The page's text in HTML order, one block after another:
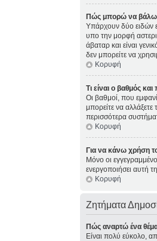
Πώς μπορώ να βάλω
Υπάρχουν δύο ειδών
υπο την μορφή
άβαταρ και είναι
δεν μπορείτε να
Κορυφή
Τι είναι ο βαθμός
Οι βαθμοί, που
μπορείτε να
περισσότερα
Κορυφή
Για να κάνω χρήση
Μόνο οι
ενεργοποιήσει αυτή
Κορυφή
Ζητήματα
Πώς αναρτώ ένα
Είναι πολύ εύκολο,